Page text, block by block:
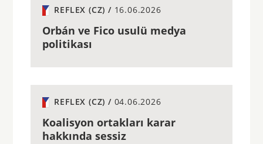
REFLEX (CZ) / 16.06.2026
Orbán ve Fico usulü medya
politikası
REFLEX (CZ) / 04.06.2026
Koalisyon ortakları karar
hakkında sessiz